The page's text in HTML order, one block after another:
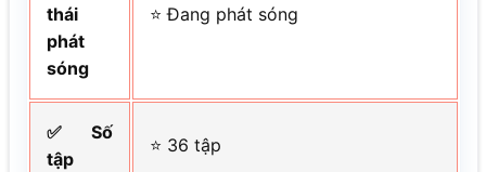
thái
phát
sóng
⭐ Đang phát sóng
✅ Số
tập
⭐ 36 tập